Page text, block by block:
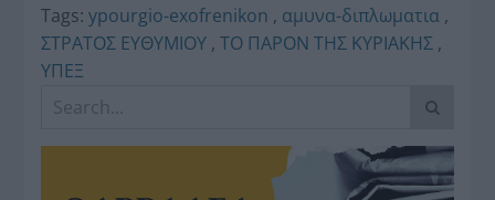
Tags: ypourgio-exofrenikon , αμυνα-διπλωματια ,
ΣΤΡΑΤΟΣ ΕΥΘΥΜΙΟΥ ,ΤΟ ΠΑΡΟΝ ΤΗΣ ΚΥΡΙΑΚΗΣ ,
ΥΠΕΞ